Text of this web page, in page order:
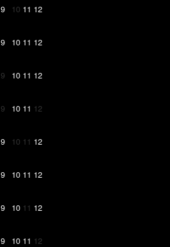
9 10 11 12
9 10 11 12
9 10 11 12
9 10 11 12
9 10 11 12
9 10 11 12
9 10 11 12
9 10 11 12